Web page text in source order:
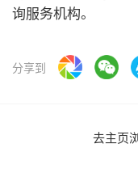
询服务机构。
分享到
去主页